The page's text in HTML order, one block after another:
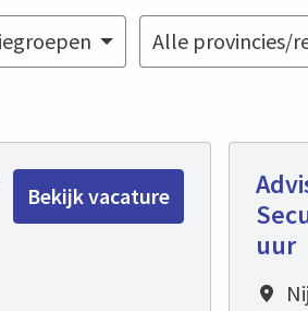
Alle provincies/
Bekijk vacature
uur